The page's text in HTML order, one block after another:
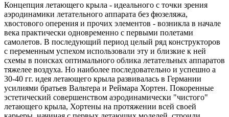
Концепция летающего крыла - идеального с точки зрения
аэродинамики летательного аппарата без фюзеляжа,
хвостового оперения и прочих элементов - возникла в начале
века практически одновременно с первыми полетами
самолетов. В последующий период целый ряд конструкторов
с переменным успехом использовали эту и близкие к ней
схемы в поисках оптимального облика летательных аппаратов
тяжелее воздуха. Но наиболее последовательно и успешно а
30-40 гг. идея летающего крыла развивалась в Германии
усилиями братьев Вальтера и Реймара Хортен. Покоренные
эстетический совершенством аэродинамически "чистого"
летающего крыла, Хортены на протяжении всей своей